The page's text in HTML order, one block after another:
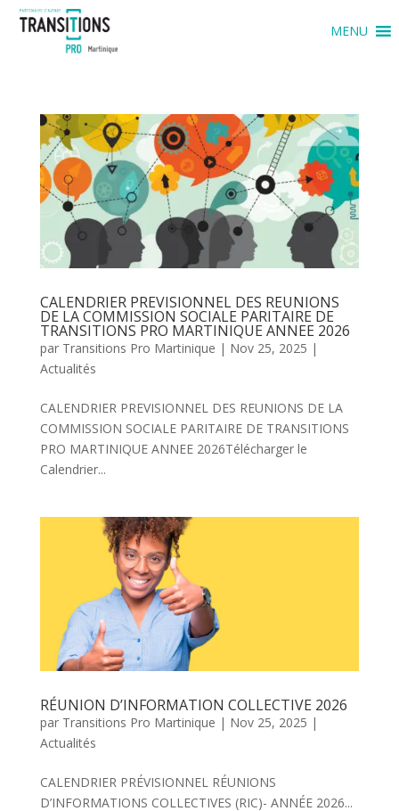
MENU
CALENDRIER PREVISIONNEL DES REUNIONS
DE LA COMMISSION SOCIALE PARITAIRE DE
TRANSITIONS PRO MARTINIQUE ANNEE 2026
par Transitions Pro Martinique | Nov 25, 2025 |
Actualités
CALENDRIER PREVISIONNEL DES REUNIONS DE LA
COMMISSION SOCIALE PARITAIRE DE TRANSITIONS
PRO MARTINIQUE ANNEE 2026Télécharger le
Calendrier...
RÉUNION D’INFORMATION COLLECTIVE 2026
par Transitions Pro Martinique | Nov 25, 2025 |
Actualités
CALENDRIER PRÉVISIONNEL RÉUNIONS
D’INFORMATIONS COLLECTIVES (RIC)- ANNÉE 2026...